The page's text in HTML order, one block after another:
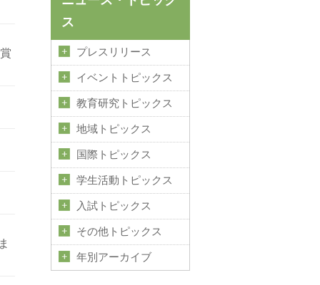
ス
プレスリリース
イベントトピックス
教育研究トピックス
地域トピックス
国際トピックス
学生活動トピックス
入試トピックス
その他トピックス
年別アーカイブ